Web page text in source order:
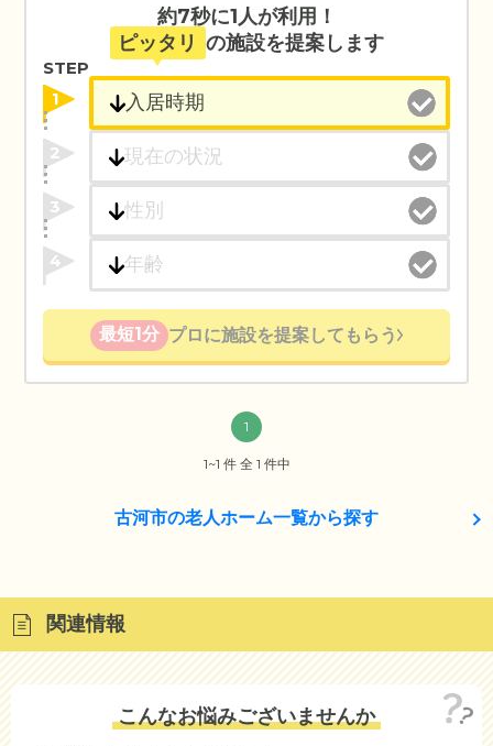
約7秒に1人が利用！
ピッタリ の施設を提案します
STEP
1
2
3
4
最短1分 プロに施設を提案してもらう
1
1~1 件 全 1 件中
古河市の老人ホーム一覧から探す
関連情報
こんなお悩みございませんか